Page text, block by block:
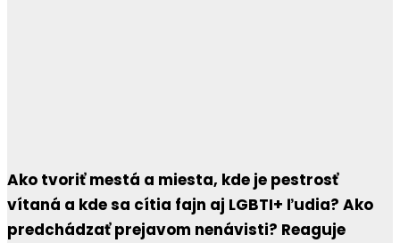
Ako tvoriť mestá a miesta, kde je pestrosť
vítaná a kde sa cítia fajn aj LGBTI+ ľudia? Ako
predchádzať prejavom nenávisti? Reaguje